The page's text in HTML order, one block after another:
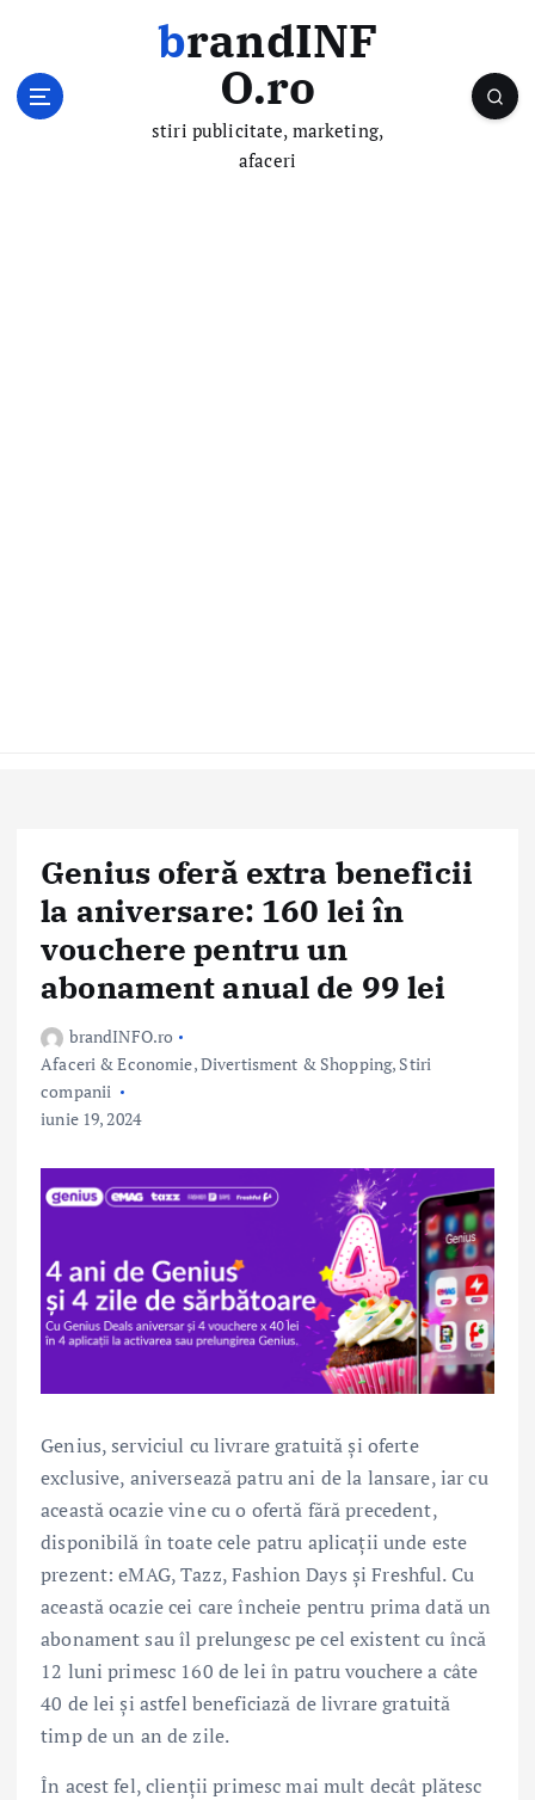
brandINF
O.ro
stiri publicitate, marketing,
afaceri
Genius oferă extra beneficii
la aniversare: 160 lei în
vouchere pentru un
abonament anual de 99 lei
brandINFO.ro
Afaceri & Economie,Divertisment & Shopping, Stiri
companii
iunie 19, 2024
Genius, serviciul cu livrare gratuită și oferte
exclusive, aniversează patru ani de la lansare, iar cu
această ocazie vine cu o ofertă fără precedent,
disponibilă în toate cele patru aplicații unde este
prezent: eMAG, Tazz, Fashion Days și Freshful. Cu
această ocazie cei care încheie pentru prima dată un
abonament sau îl prelungesc pe cel existent cu încă
12 luni primesc 160 de lei în patru vouchere a câte
40 de lei și astfel beneficiază de livrare gratuită
timp de un an de zile.
În acest fel, clienții primesc mai mult decât plătesc